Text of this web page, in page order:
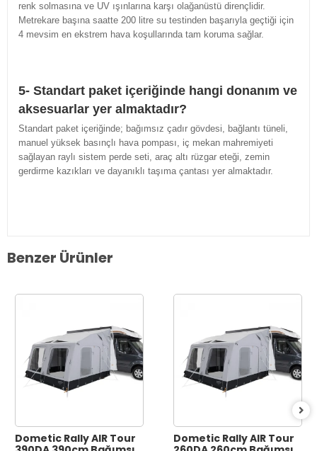
renk solmasına ve UV ışınlarına karşı olağanüstü dirençlidir.
Metrekare başına saatte 200 litre su testinden başarıyla geçtiği için
4 mevsim en ekstrem hava koşullarında tam koruma sağlar.
5- Standart paket içeriğinde hangi donanım ve
aksesuarlar yer almaktadır?
Standart paket içeriğinde; bağımsız çadır gövdesi, bağlantı tüneli,
manuel yüksek basınçlı hava pompası, iç mekan mahremiyeti
sağlayan raylı sistem perde seti, araç altı rüzgar eteği, zemin
gerdirme kazıkları ve dayanıklı taşıma çantası yer almaktadır.
Benzer Ürünler
Dometic Rally AIR Tour
Dometic Rally AIR Tour